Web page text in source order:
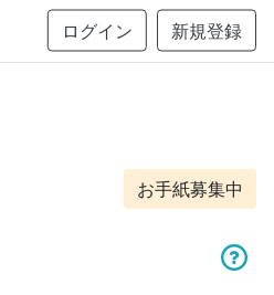
ログイン 新規登録
お手紙募集中